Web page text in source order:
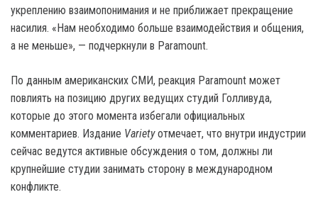
укреплению взаимопонимания и не приближает прекращение
насилия. «Нам необходимо больше взаимодействия и общения,
а не меньше», — подчеркнули в Paramount.
По данным американских СМИ, реакция Paramount может
повлиять на позицию других ведущих студий Голливуда,
которые до этого момента избегали официальных
комментариев. Издание Varietyотмечает, что внутри индустрии
сейчас ведутся активные обсуждения о том, должны ли
крупнейшие студии занимать сторону в международном
конфликте.